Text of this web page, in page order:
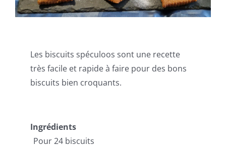
Les biscuits spéculoos sont une recette
très facile et rapide à faire pour des bons
biscuits bien croquants.
Ingrédients
Pour 24 biscuits